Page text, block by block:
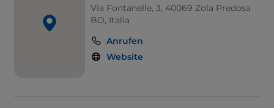
Via Fontanelle, 3, 40069 Zola Predosa
BO, Italia
Anrufen
Website